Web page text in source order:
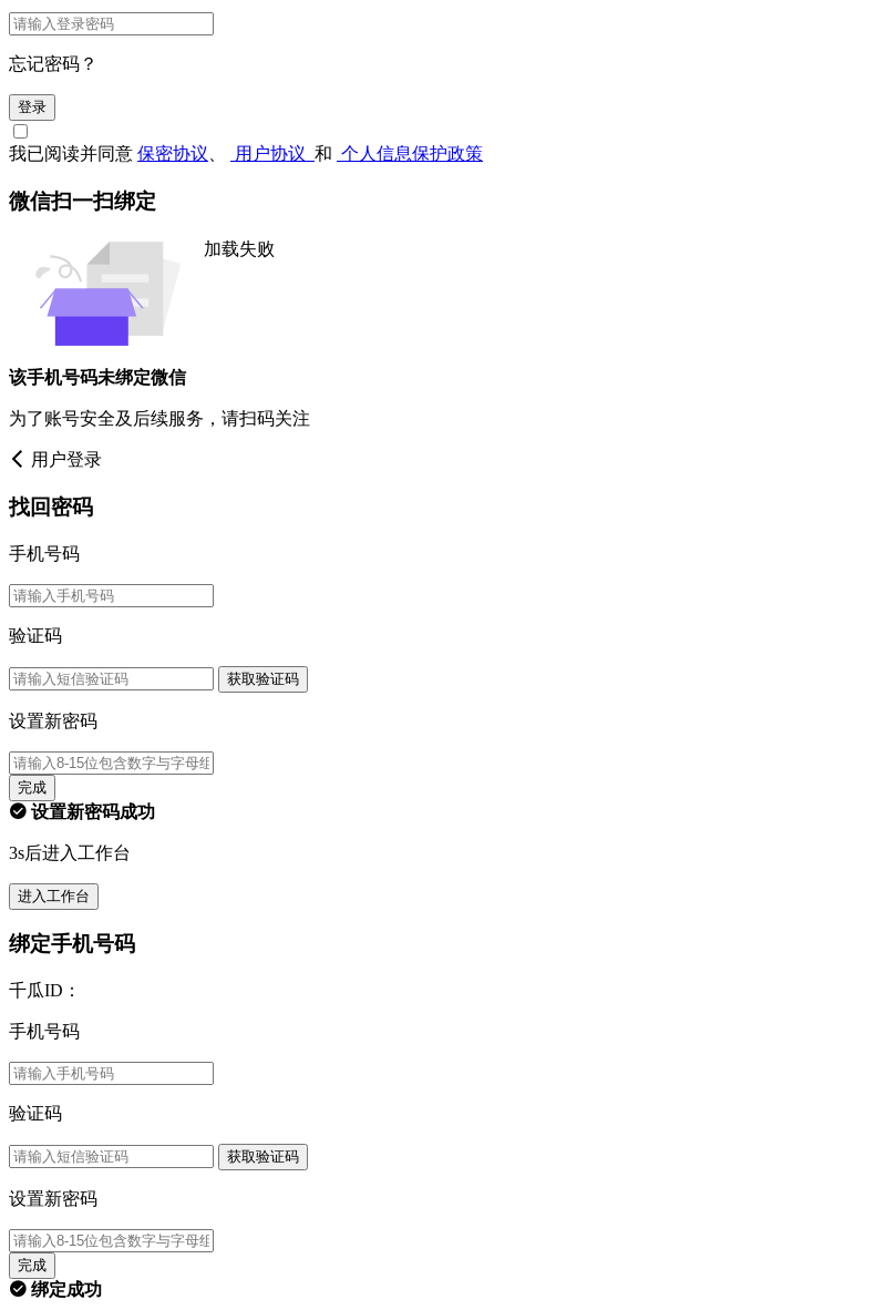
忘记密码？
登录
我已阅读并同意 保密协议 用户协议 和 个人信息保护政策
微信扫一扫绑定
加载失败
该手机号码未绑定微信
为了账号安全及后续服务，请扫码关注
用户登录
找回密码
手机号码
验证码
获取验证码
设置新密码
完成
设置新密码成功
3s后进入工作台
进入工作台
绑定手机号码
千瓜ID：
手机号码
验证码
获取验证码
设置新密码
完成
绑定成功